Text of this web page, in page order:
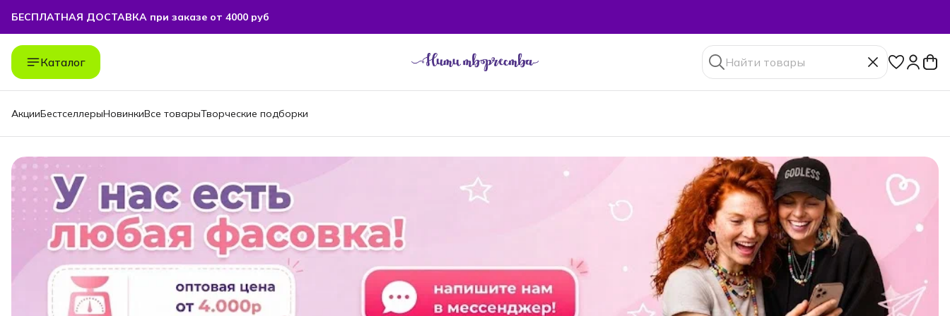
БЕСПЛАТНАЯ ДОСТАВКА при заказе от 4000 руб
БЕСПЛАТНАЯ ДОСТАВКА при заказе от 4000 руб
Каталог
АкцииБестселлерыНовинкиВсе товарыТворческие подборки